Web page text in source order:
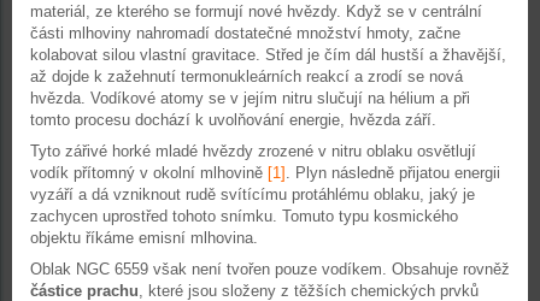
materiál, ze kterého se formují nové hvězdy. Když se v centrální
části mlhoviny nahromadí dostatečné množství hmoty, začne
kolabovat silou vlastní gravitace. Střed je čím dál hustší a žhavější,
až dojde k zažehnutí termonukleárních reakcí a zrodí se nová
hvězda. Vodíkové atomy se v jejím nitru slučují na hélium a při
tomto procesu dochází k uvolňování energie, hvězda září.
Tyto zářivé horké mladé hvězdy zrozené v nitru oblaku osvětlují
vodík přítomný v okolní mlhovině [1] . Plyn následně přijatou energii
vyzáří a dá vzniknout rudě svítícímu protáhlému oblaku, jaký je
zachycen uprostřed tohoto snímku. Tomuto typu kosmického
objektu říkáme emisní mlhovina.
Oblak NGC 6559 však není tvořen pouze vodíkem. Obsahuje rovněž
částice prachu, které jsou složeny z těžších chemických prvků